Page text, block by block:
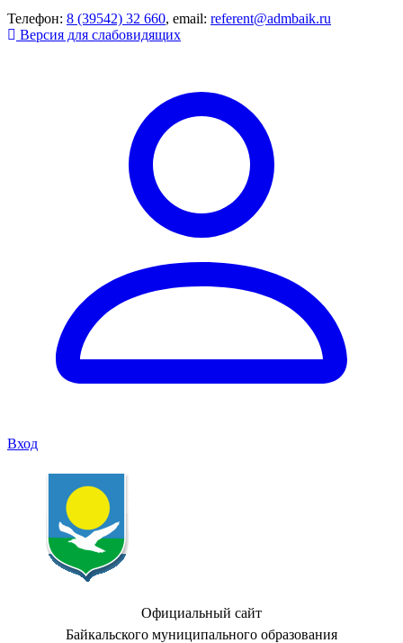
Телефон: 8 (39542) 32 660, email: referent@admbaik.ru
Версия для слабовидящих
Вход
Официальный сайт
Байкальского муниципального образования